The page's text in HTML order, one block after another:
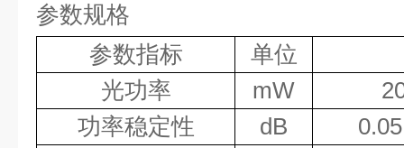
参数规格
参数指标
单位
光功率
mW
功率稳定性
dB 0.05